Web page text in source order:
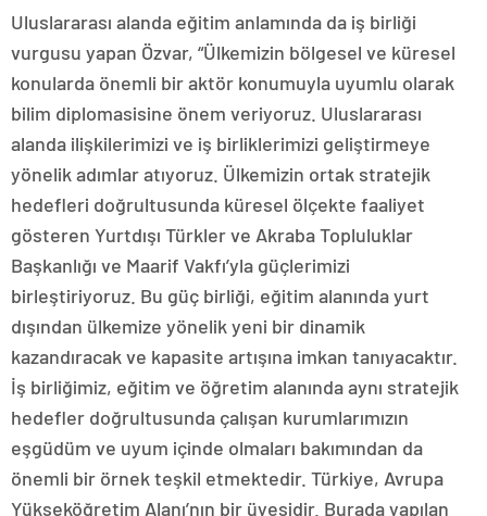
Uluslararası alanda eğitim anlamında da iş birliği
vurgusu yapan Özvar, “Ülkemizin bölgesel ve küresel
konularda önemli bir aktör konumuyla uyumlu olarak
bilim diplomasisine önem veriyoruz. Uluslararası
alanda ilişkilerimizi ve iş birliklerimizi geliştirmeye
yönelik adımlar atıyoruz. Ülkemizin ortak stratejik
hedefleri doğrultusunda küresel ölçekte faaliyet
gösteren Yurtdışı Türkler ve Akraba Topluluklar
Başkanlığı ve Maarif Vakfı’yla güçlerimizi
birleştiriyoruz. Bu güç birliği, eğitim alanında yurt
dışından ülkemize yönelik yeni bir dinamik
kazandıracak ve kapasite artışına imkan tanıyacaktır.
İş birliğimiz, eğitim ve öğretim alanında aynı stratejik
hedefler doğrultusunda çalışan kurumlarımızın
eşgüdüm ve uyum içinde olmaları bakımından da
önemli bir örnek teşkil etmektedir. Türkiye, Avrupa
Yükseköğretim Alanı’nın bir üyesidir. Burada yapılan